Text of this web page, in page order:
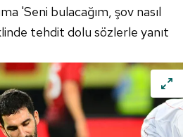
'Seni bulacağım, şov nasıl
tehdit dolu sözlerle yanıt